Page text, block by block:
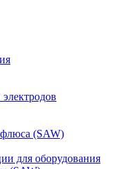
флюса (SAW)
для оборудования